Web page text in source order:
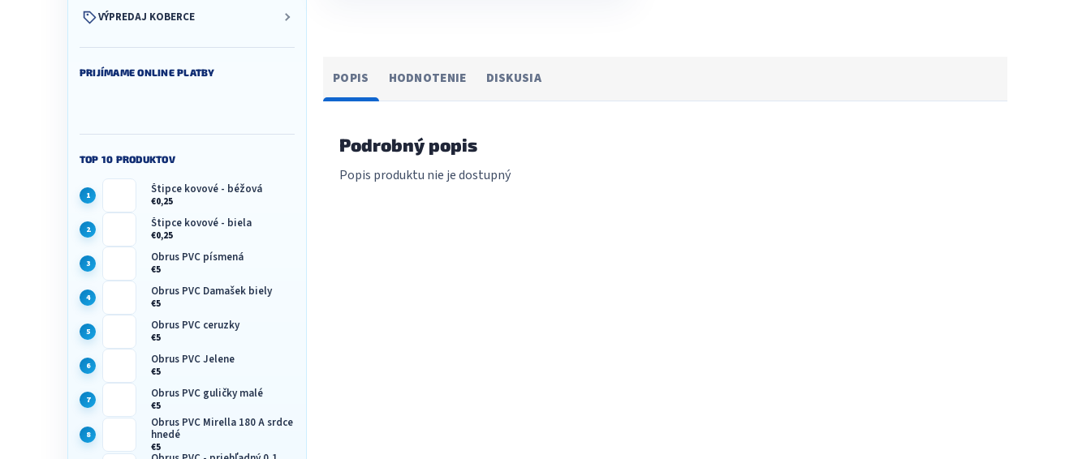
VÝPREDAJ KOBERCE
PRIJÍMAME ONLINE PLATBY
TOP 10 PRODUKTOV
Štipce kovové - béžová
€0,25
Štipce kovové - biela
€0,25
Obrus PVC písmená
€5
Obrus PVC Damašek biely
€5
Obrus PVC ceruzky
€5
Obrus PVC Jelene
€5
Obrus PVC guličky malé
€5
Obrus PVC Mirella 180 A srdce
hnedé
€5
POPIS HODNOTENIE DISKUSIA
Podrobný popis
Popis produktu nie je dostupný